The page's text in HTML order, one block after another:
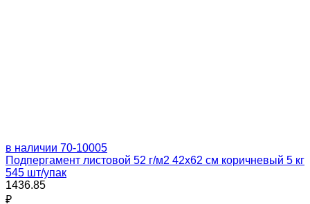
в наличии 70-10005
Подпергамент листовой 52 г/м2 42x62 см коричневый 5 кг
545 шт/упак
1436.85
₽